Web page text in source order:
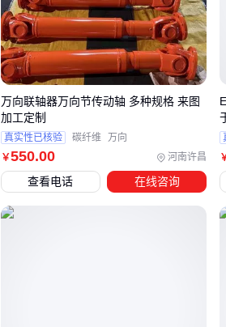
比如CWS400-40-1F这类同
针对龙门架等限高场景的密
异。
这些隐藏差异往往要到设备
节能避免80%的售后问题。
三、CWS400减速机选
方案？
考虑相邻技术路线的替代
￥550.00 河南许昌
万向联轴器万向节传动轴 多种规格 来图
加工定制
真实性已核验 碳纤维 万向
查看电话 在线咨询